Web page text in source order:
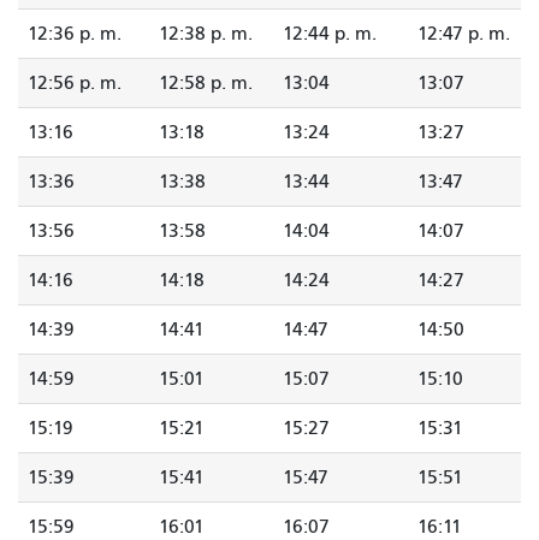
12:36 p. m. 12:38 p. m. 12:44 p. m. 12:47 p. m.
12:56 p. m. 12:58 p. m. 13:04 13:07
13:16 13:18 13:24 13:27
13:36 13:38 13:44 13:47
13:56 13:58 14:04 14:07
14:16 14:18 14:24 14:27
14:39 14:41 14:47 14:50
14:59 15:01 15:07 15:10
15:19 15:21 15:27 15:31
15:39 15:41 15:47 15:51
15:59 16:01 16:07 16:11